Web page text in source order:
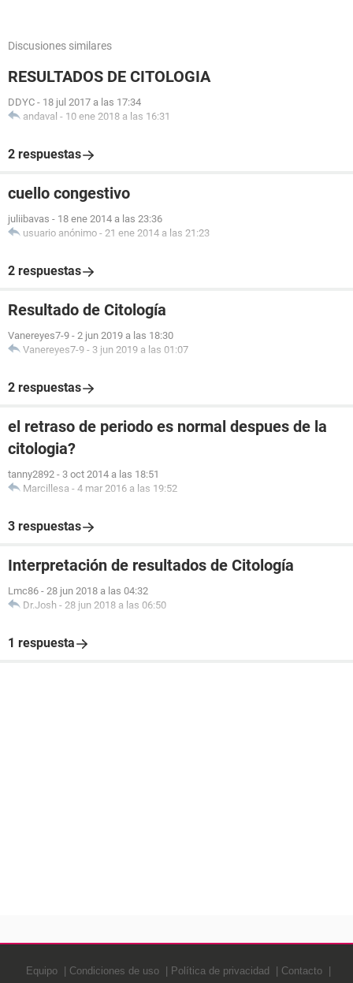
Discusiones similares
RESULTADOS DE CITOLOGIA
DDYC - 18 jul 2017 a las 17:34
andaval - 10 ene 2018 a las 16:31
2 respuestas
cuello congestivo
juliibavas - 18 ene 2014 a las 23:36
usuario anónimo - 21 ene 2014 a las 21:23
2 respuestas
Resultado de Citología
Vanereyes7-9 - 2 jun 2019 a las 18:30
Vanereyes7-9 - 3 jun 2019 a las 01:07
2 respuestas
el retraso de periodo es normal despues de la
citologia?
tanny2892 - 3 oct 2014 a las 18:51
Marcillesa - 4 mar 2016 a las 19:52
3 respuestas
Interpretación de resultados de Citología
Lmc86 - 28 jun 2018 a las 04:32
Dr.Josh - 28 jun 2018 a las 06:50
1 respuesta
Equipo Condiciones de uso Política de privacidad Contacto